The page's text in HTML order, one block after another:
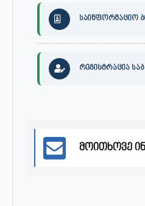
საინფორმაციო
რეგისტრაცია
მოითხოვე